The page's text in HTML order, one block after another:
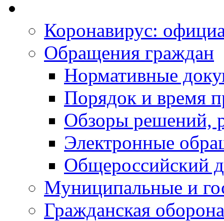
Коронавирус:
Обращения граждан
Нормативные
Порядок и время
Обзоры решений,
Электронные
Общероссийский
Муниципальные и
Гражданская